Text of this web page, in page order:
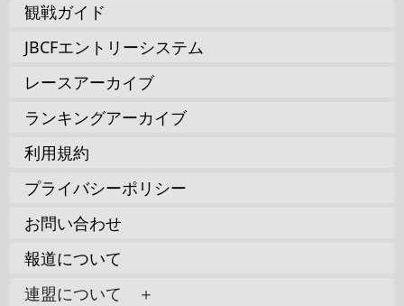
観戦ガイド
JBCFエントリーシステム
レースアーカイブ
ランキングアーカイブ
利用規約
プライバシーポリシー
お問い合わせ
報道について
連盟について ＋